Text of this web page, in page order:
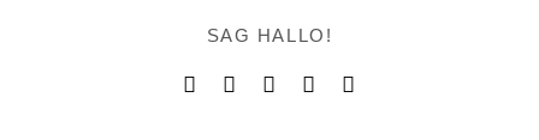
SAG HALLO!